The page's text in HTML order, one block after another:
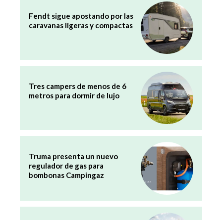
Fendt sigue apostando por las
caravanas ligeras y compactas
Tres campers de menos de 6
metros para dormir de lujo
Truma presenta un nuevo
regulador de gas para
bombonas Campingaz